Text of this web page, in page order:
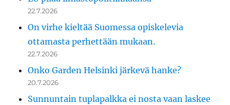
22.7.2026
On virhe kieltää Suomessa opiskelevia
ottamasta perhettään mukaan.
22.7.2026
Onko Garden Helsinki järkevä hanke?
20.7.2026
Sunnuntain tuplapalkka ei nosta vaan laskee